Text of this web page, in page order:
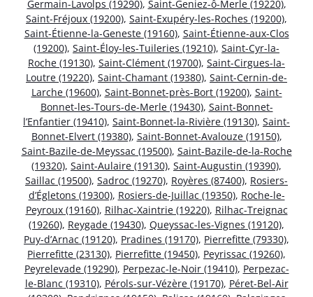
Germain-Lavolps (19290), Saint-Geniez-ô-Merle (19220),
Saint-Fréjoux (19200), Saint-Exupéry-les-Roches (19200),
Saint-Étienne-la-Geneste (19160), Saint-Étienne-aux-Clos
(19200), Saint-Éloy-les-Tuileries (19210), Saint-Cyr-la-
Roche (19130), Saint-Clément (19700), Saint-Cirgues-la-
Loutre (19220), Saint-Chamant (19380), Saint-Cernin-de-
Larche (19600), Saint-Bonnet-près-Bort (19200), Saint-
Bonnet-les-Tours-de-Merle (19430), Saint-Bonnet-
l’Enfantier (19410), Saint-Bonnet-la-Rivière (19130), Saint-
Bonnet-Elvert (19380), Saint-Bonnet-Avalouze (19150),
Saint-Bazile-de-Meyssac (19500), Saint-Bazile-de-la-Roche
(19320), Saint-Aulaire (19130), Saint-Augustin (19390),
Saillac (19500), Sadroc (19270), Royères (87400), Rosiers-
d’Égletons (19300), Rosiers-de-Juillac (19350), Roche-le-
Peyroux (19160), Rilhac-Xaintrie (19220), Rilhac-Treignac
(19260), Reygade (19430), Queyssac-les-Vignes (19120),
Puy-d’Arnac (19120), Pradines (19170), Pierrefitte (79330),
Pierrefitte (23130), Pierrefitte (19450), Peyrissac (19260),
Peyrelevade (19290), Perpezac-le-Noir (19410), Perpezac-
le-Blanc (19310), Pérols-sur-Vézère (19170), Péret-Bel-Air